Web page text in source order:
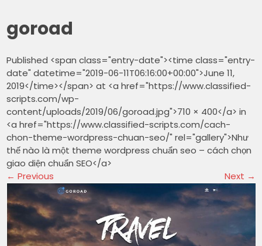
goroad
Published <span class="entry-date"><time class="entry-
date" datetime="2019-06-11T06:16:00+00:00">June 11,
2019</time></span> at <a href="https://www.classified-
scripts.com/wp-
content/uploads/2019/06/goroad.jpg">710 × 400</a> in
<a href="https://www.classified-scripts.com/cach-
chon-theme-wordpress-chuan-seo/" rel="gallery">Như
thế nào là một theme wordpress chuẩn seo – cách chọn
giao diện chuẩn SEO</a>
← Previous Next →